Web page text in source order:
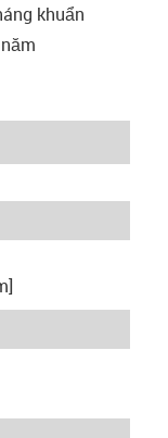
khuẩn